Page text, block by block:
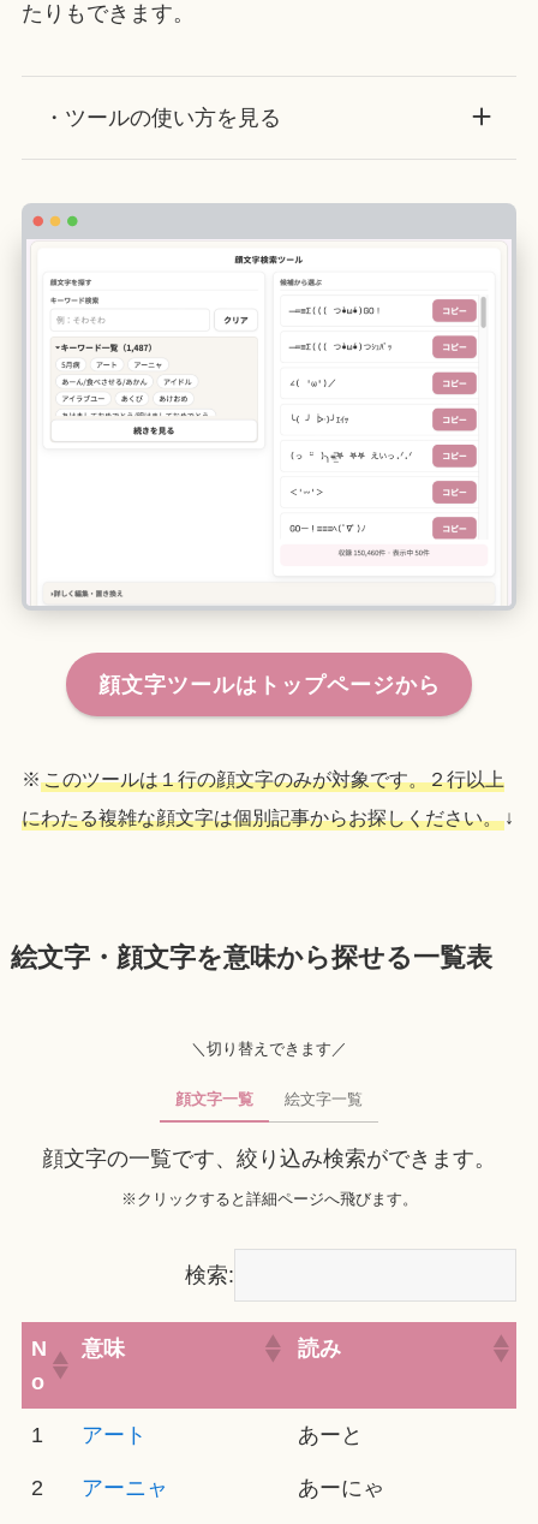
たりもできます。
・ツールの使い方を見る
顔文字ツールはトップページから
※ このツールは１行の顔文字のみが対象です。２行以上
にわたる複雑な顔文字は個別記事からお探しください。↓
絵文字・顔文字を意味から探せる一覧表
＼切り替えできます／
顔文字一覧 絵文字一覧
顔文字の一覧です、絞り込み検索ができます。
※クリックすると詳細ページへ飛びます。
検索:
N
o
意味 読み
1 アート あーと
2 アーニャ あーにゃ